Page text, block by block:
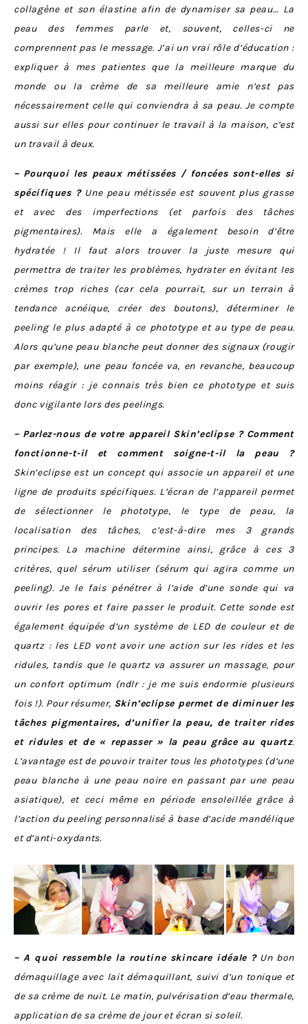
collagène et son élastine afin de dynamiser sa peau… La
peau des femmes parle et, souvent, celles-ci ne
comprennent pas le message. J’ai un vrai rôle d’éducation :
expliquer à mes patientes que la meilleure marque du
monde ou la crème de sa meilleure amie n’est pas
nécessairement celle qui conviendra à sa peau. Je compte
aussi sur elles pour continuer le travail à la maison, c’est
un travail à deux.
– Pourquoi les peaux métissées / foncées sont-elles si
spécifiques ?Une peau métissée est souvent plus grasse
et avec des imperfections (et parfois des tâches
pigmentaires). Mais elle a également besoin d’être
hydratée ! Il faut alors trouver la juste mesure qui
permettra de traiter les problèmes, hydrater en évitant les
crèmes trop riches (car cela pourrait, sur un terrain à
tendance acnéique, créer des boutons), déterminer le
peeling le plus adapté à ce phototype et au type de peau.
Alors qu’une peau blanche peut donner des signaux (rougir
par exemple), une peau foncée va, en revanche, beaucoup
moins réagir : je connais très bien ce phototype et suis
donc vigilante lors des peelings.
– Parlez-nous de votre appareil Skin’eclipse ? Comment
fonctionne-t-il et comment soigne-t-il la peau ?
Skin’eclipse est un concept qui associe un appareil et une
ligne de produits spécifiques. L’écran de l’appareil permet
de sélectionner le phototype, le type de peau, la
localisation des tâches, c’est-à-dire mes 3 grands
principes. La machine détermine ainsi, grâce à ces 3
critères, quel sérum utiliser (sérum qui agira comme un
peeling). Je le fais pénétrer à l’aide d’une sonde qui va
ouvrir les pores et faire passer le produit. Cette sonde est
également équipée d’un système de LED de couleur et de
quartz : les LED vont avoir une action sur les rides et les
ridules, tandis que le quartz va assurer un massage, pour
un confort optimum (ndlr : je me suis endormie plusieurs
fois !). Pour résumer, Skin’eclipse permet de diminuer les
tâches pigmentaires, d’unifier la peau, de traiter rides
et ridules et de « repasser » la peau grâce au quartz.
L’avantage est de pouvoir traiter tous les phototypes (d’une
peau blanche à une peau noire en passant par une peau
asiatique), et ceci même en période ensoleillée grâce à
l’action du peeling personnalisé à base d’acide mandélique
et d’anti-oxydants.
– A quoi ressemble la routine skincare idéale ?Un bon
démaquillage avec lait démaquillant, suivi d’un tonique et
de sa crème de nuit. Le matin, pulvérisation d’eau thermale,
application de sa crème de jour et écran si soleil.